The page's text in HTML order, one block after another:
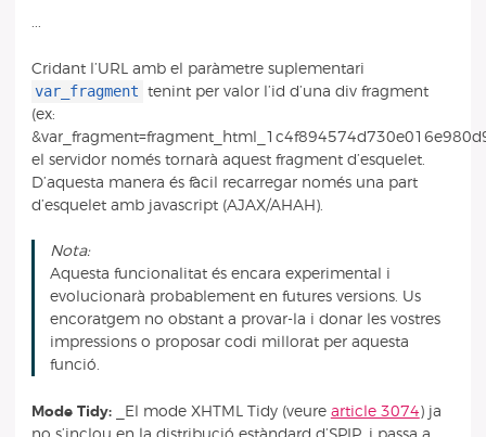
...
Cridant l’URL amb el paràmetre suplementari
var_fragment tenint per valor l’id d’una div fragment
(ex:
el servidor només tornarà aquest fragment d’esquelet.
D’aquesta manera és fàcil recarregar només una part
d’esquelet amb javascript (AJAX/AHAH).
Nota:
Aquesta funcionalitat és encara experimental i
evolucionarà probablement en futures versions. Us
encoratgem no obstant a provar-la i donar les vostres
impressions o proposar codi millorat per aquesta
funció.
Mode Tidy:_El mode XHTML Tidy (veure article 3074) ja